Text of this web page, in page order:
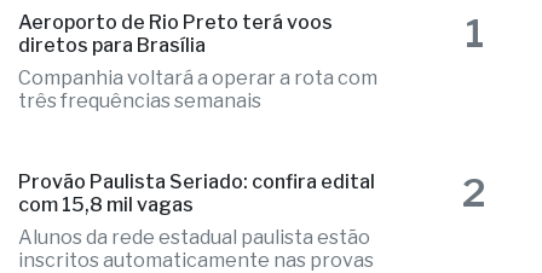
Aeroporto de Rio Preto terá voos
diretos para Brasília
Companhia voltará a operar a rota com
três frequências semanais
1
Provão Paulista Seriado: confira edital
com 15,8 mil vagas
Alunos da rede estadual paulista estão
inscritos automaticamente nas provas
2